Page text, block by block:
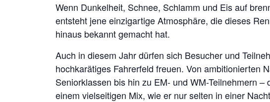
Wenn Dunkelheit, Schnee, Schlamm und Eis auf
entsteht jene einzigartige Atmosphäre, die dieses
hinaus bekannt gemacht hat.
Auch in diesem Jahr dürfen sich Besucher und
hochkarätiges Fahrerfeld freuen. Von ambitionierten
Seniorklassen bis hin zu EM- und WM-Teilnehmern –
einem vielseitigen Mix, wie er nur selten in einer